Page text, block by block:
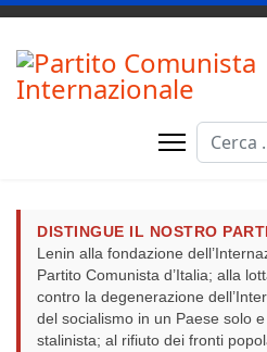
Cerca
DISTINGUE IL NOSTRO
Lenin alla fondazione
Partito Comunista d’Italia; alla
contro la degenerazione
del socialismo in un Paese solo
stalinista; al rifiuto dei fronti